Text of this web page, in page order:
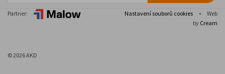
Partner: Nastavení souborů cookies •
Web
by Cream
© 2026 AKD